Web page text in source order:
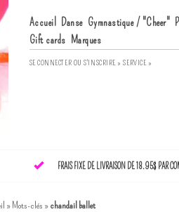
Accueil Danse Gymnastique / "Cheer"
Gift cards Marques
SE CONNECTER OUS'INSCRIRE » SERVICE »
FRAIS FIXE DE LIVRAISON DE 18.95$ PAR
»Mots-clés »chandail ballet